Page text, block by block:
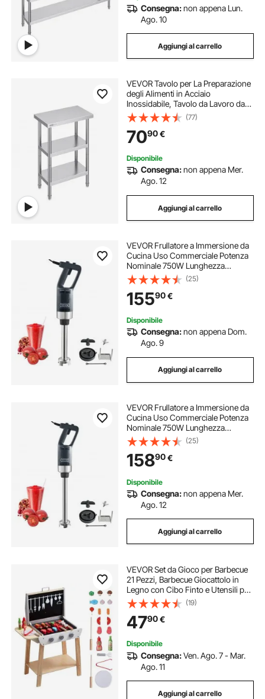
Consegna:non appena Lun.
Ago. 10
Aggiungi al carrello
VEVOR Tavolo per La Preparazione
degli Alimenti in Acciaio
Inossidabile, Tavolo da Lavoro da
Cucina Commerciale 356 x 610 x
864 mm 2 Ripiani Inferiori
Regolabili, per Barbecue, Cucina,
Casa, Garage
(77)
7090€
Disponibile
Consegna:non appena Mer.
Ago. 12
Aggiungi al carrello
VEVOR Frullatore a Immersione da
Cucina Uso Commerciale Potenza
Nominale 750W Lunghezza
660mm Velocità Regolabile,
Frullatore Tritatutto da Cucina
Commerciale per Zuppe Salsa
Pesto Materiale Frullato
(25)
15590€
Disponibile
Consegna:non appena Dom.
Ago. 9
Aggiungi al carrello
VEVOR Frullatore a Immersione da
Cucina Uso Commerciale Potenza
Nominale 750W Lunghezza
755mm Velocità Regolabile,
Frullatore Tritatutto da Cucina
Commerciale per Zuppe Salsa
Pesto Materiale Frullato
(25)
15890€
Disponibile
Consegna:non appena Mer.
Ago. 12
Aggiungi al carrello
VEVOR Set da Gioco per Barbecue
21 Pezzi, Barbecue Giocattolo in
Legno con Cibo Finto e Utensili per
Grigliare, Accessorio da Cucina in
Legno per Cibo Finto, Giocattolo da
Cucina per Bambini, Regalo
(19)
4790€
Disponibile
Consegna:Ven. Ago. 7 - Mar.
Ago. 11
Aggiungi al carrello